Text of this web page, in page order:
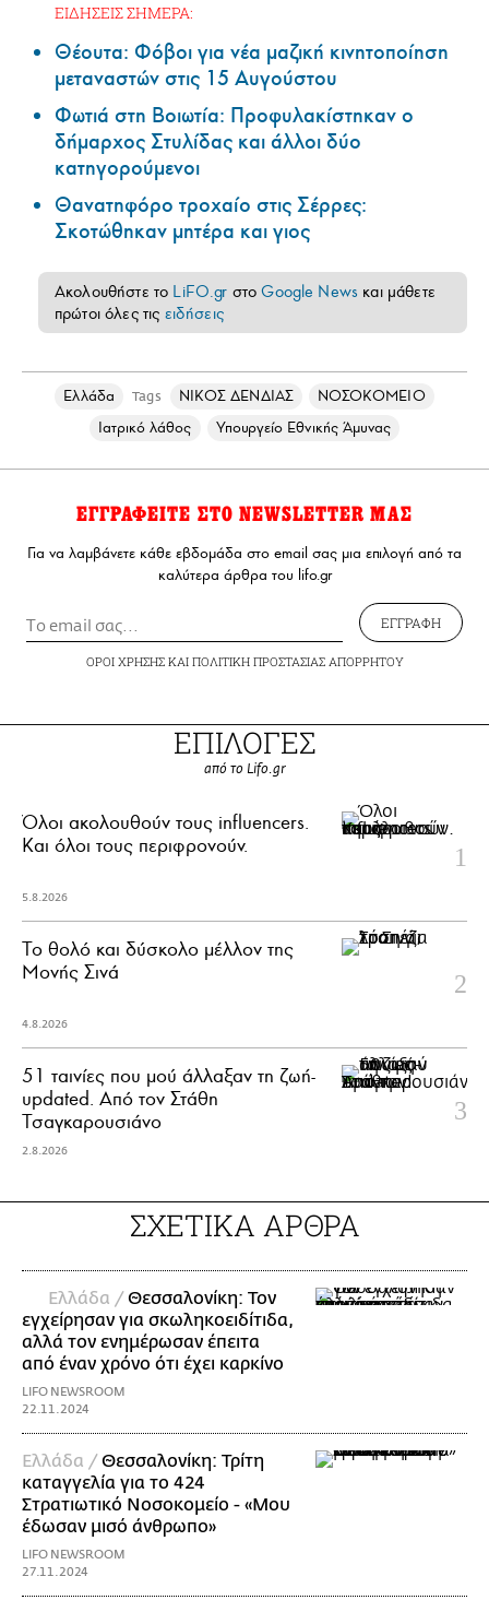
ΕΙΔΗΣΕΙΣ ΣΗΜΕΡΑ:
Θέουτα: Φόβοι για νέα μαζική κινητοποίηση
μεταναστών στις 15 Αυγούστου
Φωτιά στη Βοιωτία: Προφυλακίστηκαν ο
δήμαρχος Στυλίδας και άλλοι δύο
κατηγορούμενοι
Θανατηφόρο τροχαίο στις Σέρρες:
Σκοτώθηκαν μητέρα και γιος
Ακολουθήστε το LiFO.gr στοGoogle News και μάθετε
πρώτοι όλες τις ειδήσεις
Ελλάδα Tags ΝΙΚΟΣ ΔΕΝΔΙΑΣ
ΝΟΣΟΚΟΜΕΙΟ
Ιατρικό λάθος
Υπουργείο Εθνικής Άμυνας
ΕΓΓΡΑΦΕΙΤΕ ΣΤΟ NEWSLETTER ΜΑΣ
Για να λαμβάνετε κάθε εβδομάδα στο email σας μια επιλογή από τα
καλύτερα άρθρα του lifo.gr
ΕΓΓΡΑΦΗ
ΟΡΟΙ ΧΡΗΣΗΣΚΑΙ ΠΟΛΙΤΙΚΗ ΠΡΟΣΤΑΣΙΑΣ ΑΠΟΡΡΗΤΟΥ
ΕΠΙΛΟΓΕΣ
από το Lifo.gr
Όλοι ακολουθούν τους influencers.
Και όλοι τους περιφρονούν.
5.8.2026
Το θολό και δύσκολο μέλλον της
Μονής Σινά
4.8.2026
51 ταινίες που μού άλλαξαν τη ζωή-
updated. Aπό τον Στάθη
Τσαγκαρουσιάνο
2.8.2026
ΣΧΕΤΙΚΑ ΑΡΘΡΑ
Ελλάδα /Θεσσαλονίκη: Τον
εγχείρησαν για σκωληκοειδίτιδα,
αλλά τον ενημέρωσαν έπειτα
από έναν χρόνο ότι έχει καρκίνο
LIFO NEWSROOM
22.11.2024
Ελλάδα /Θεσσαλονίκη: Τρίτη
καταγγελία για το 424
Στρατιωτικό Νοσοκομείο - «Μου
έδωσαν μισό άνθρωπο»
LIFO NEWSROOM
27.11.2024